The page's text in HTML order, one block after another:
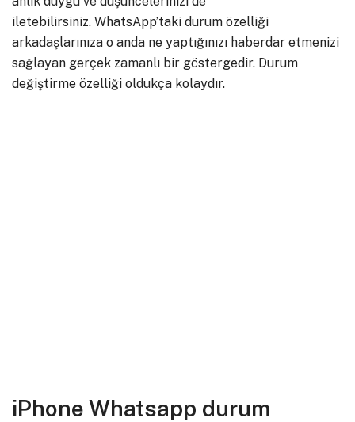
iletebilirsiniz. WhatsApp’taki durum özelliği
arkadaşlarınıza o anda ne yaptığınızı haberdar etmenizi
sağlayan gerçek zamanlı bir göstergedir. Durum
değiştirme özelliği oldukça kolaydır.
iPhone Whatsapp durum